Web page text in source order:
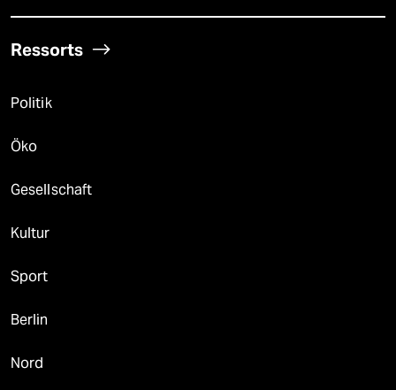
Ressorts
Politik
Öko
Gesellschaft
Kultur
Sport
Berlin
Nord